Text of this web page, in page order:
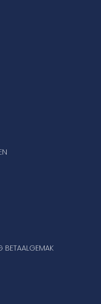
BETAALGEMAK